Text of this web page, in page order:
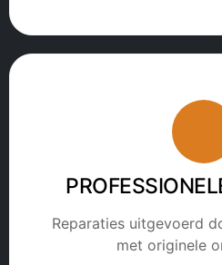
Reparaties uitgevoerd
met originele